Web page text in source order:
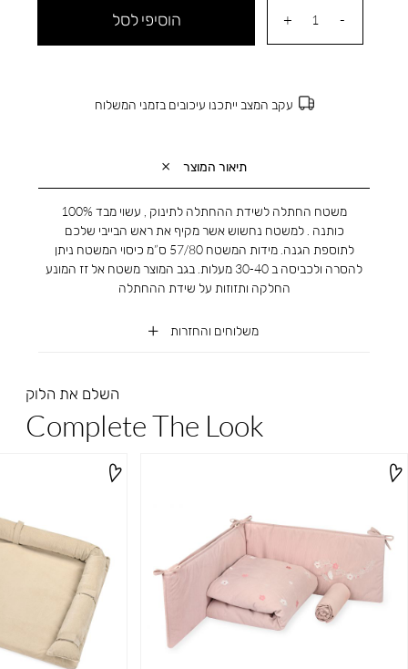
הוסיפי לסל
עקב המצב ייתכנו עיכובים בזמני המשלוח
תיאור המוצר
משלוחים והחזרות
משטח החתלה לשידת ההחתלה לתינוק , עשוי מבד 100%
כותנה . למשטח נחשוש אשר מקיף את ראש הבייבי שלכם
לתוספת הגנה. מידות המשטח 57/80 ס”מ כיסוי המשטח ניתן
להסרה ולכביסה ב 30-40 מעלות. בגב המוצר משטח אל זז המונע
החלקה ותזוזות על שידת ההחתלה
השלם את הלוק
Complete The Look